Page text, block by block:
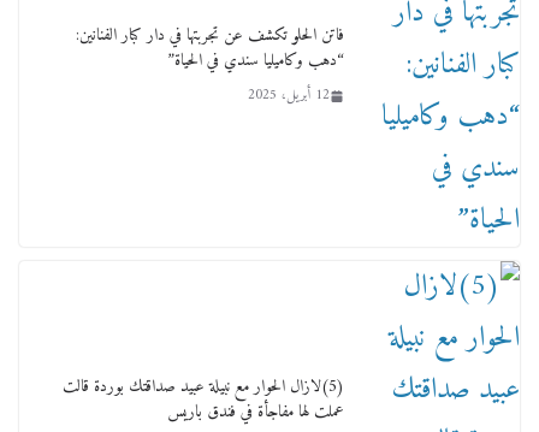
فاتن الحلو تكشف عن تجربتها في دار كبار الفنانين:
“دهب وكاميليا سندي في الحياة”
12 أبريل، 2025
(5)لازال الحوار مع نبيلة عبيد صداقتك بوردة قالت
عملت لها مفاجأة في فندق باريس